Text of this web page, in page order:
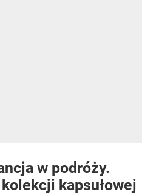
w podróży.
kapsułowej